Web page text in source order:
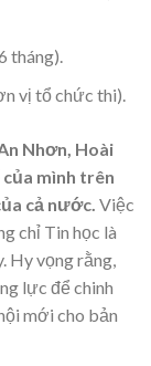
tháng).
vị tổ chức thi).
Nhơn, Hoài
mình trên
cả nước. Việc
chỉ Tin học là
Hy vọng rằng,
lực để chinh
mới cho bản